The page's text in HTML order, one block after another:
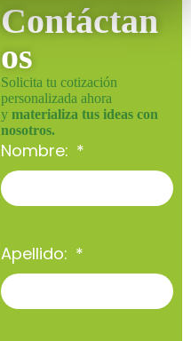
Contáctan
os
Solicita tu cotización
personalizada ahora
y materializa tus ideas con
nosotros.
Nombre:
Apellido: